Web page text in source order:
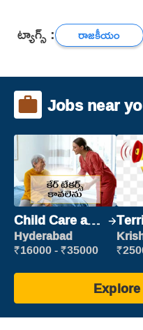
ట్యాగ్స్ : రాజకీయం
Jobs near
Child Care and
Patient care
Hyderabad
₹16000 - ₹35000